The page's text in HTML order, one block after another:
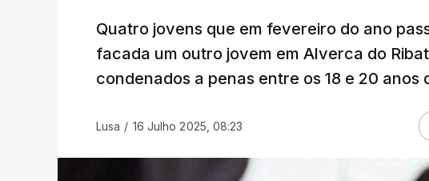
Quatro jovens que em fevereiro do ano
facada um outro jovem em Alverca do
condenados a penas entre os 18 e 20 anos
Lusa / 16 Julho 2025, 08:23